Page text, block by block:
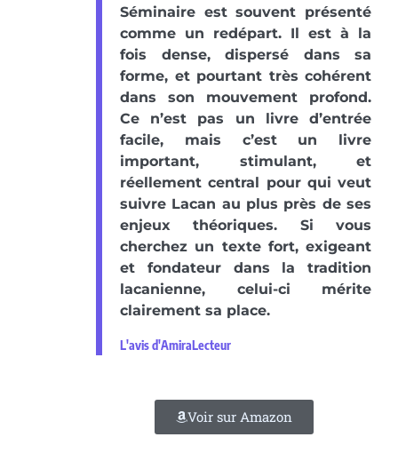
Séminaire est souvent présenté
comme un redépart. Il est à la
fois dense, dispersé dans sa
forme, et pourtant très cohérent
dans son mouvement profond.
Ce n’est pas un livre d’entrée
facile, mais c’est un livre
important, stimulant, et
réellement central pour qui veut
suivre Lacan au plus près de ses
enjeux théoriques. Si vous
cherchez un texte fort, exigeant
et fondateur dans la tradition
lacanienne, celui-ci mérite
clairement sa place.
L'avis d'AmiraLecteur
Voir sur Amazon